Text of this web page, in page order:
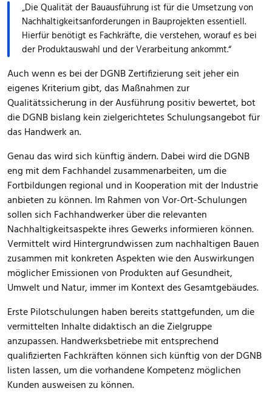
„Die Qualität der Bauausführung ist für die Umsetzung von
Nachhaltigkeitsanforderungen in Bauprojekten essentiell.
Hierfür benötigt es Fachkräfte, die verstehen, worauf es bei
der Produktauswahl und der Verarbeitung ankommt.“
Auch wenn es bei der DGNB Zertifizierung seit jeher ein
eigenes Kriterium gibt, das Maßnahmen zur
Qualitätssicherung in der Ausführung positiv bewertet, bot
die DGNB bislang kein zielgerichtetes Schulungsangebot für
das Handwerk an.
Genau das wird sich künftig ändern. Dabei wird die DGNB
eng mit dem Fachhandel zusammenarbeiten, um die
Fortbildungen regional und in Kooperation mit der Industrie
anbieten zu können. Im Rahmen von Vor-Ort-Schulungen
sollen sich Fachhandwerker über die relevanten
Nachhaltigkeitsaspekte ihres Gewerks informieren können.
Vermittelt wird Hintergrundwissen zum nachhaltigen Bauen
zusammen mit konkreten Aspekten wie den Auswirkungen
möglicher Emissionen von Produkten auf Gesundheit,
Umwelt und Natur, immer im Kontext des Gesamtgebäudes.
Erste Pilotschulungen haben bereits stattgefunden, um die
vermittelten Inhalte didaktisch an die Zielgruppe
anzupassen. Handwerksbetriebe mit entsprechend
qualifizierten Fachkräften können sich künftig von der DGNB
listen lassen, um die vorhandene Kompetenz möglichen
Kunden ausweisen zu können.